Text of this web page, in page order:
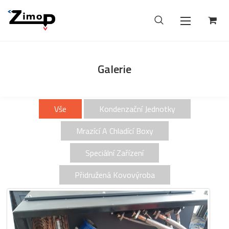
Galerie
Vše
Kondenzační Jednotky
Mrazící A Chladící Boxy
Speciální Zařízení
Přidružená Kovovýroba